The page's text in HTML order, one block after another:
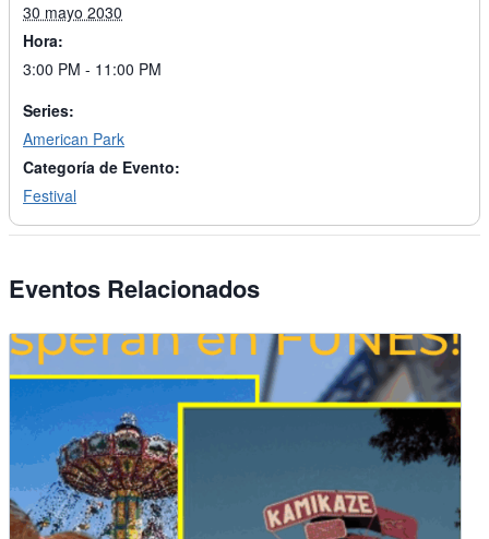
30 mayo 2030
Hora:
3:00 PM - 11:00 PM
Series:
American Park
Categoría de Evento:
Festival
Eventos Relacionados